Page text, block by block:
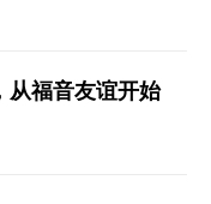
从福音友谊开始